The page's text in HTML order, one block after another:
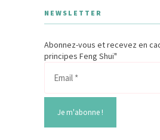
NEWSLETTER
Abonnez-vous et recevez en
principes Feng Shui"